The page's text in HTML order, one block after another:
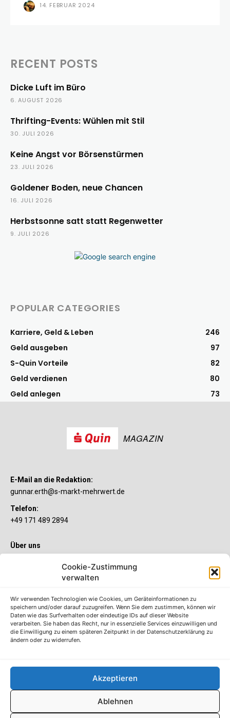
Cookie-Zustimmung
verwalten
Wir verwenden Technologien wie Cookies, um Geräteinformationen zu
speichern und/oder darauf zuzugreifen. Wenn Sie dem zustimmen, können wir
Daten wie das Surfverhalten oder eindeutige IDs auf dieser Website
verarbeiten. Sie haben das Recht, nur in essenzielle Services einzuwilligen und
die Einwilligung zu einem späteren Zeitpunkt in der Datenschutzerklärung zu
ändern oder zu widerrufen.
Akzeptieren
Ablehnen
14. FEBRUAR 2024
RECENT POSTS
Dicke Luft im Büro
6. AUGUST 2026
Thrifting-Events: Wühlen mit Stil
30. JULI 2026
Keine Angst vor Börsenstürmen
23. JULI 2026
Goldener Boden, neue Chancen
16. JULI 2026
Herbstsonne satt statt Regenwetter
9. JULI 2026
POPULAR CATEGORIES
Karriere, Geld & Leben
246
Geld ausgeben
97
S-Quin Vorteile
82
Geld verdienen
80
Geld anlegen
73
MAGAZIN
E-Mail an die Redaktion:
gunnar.erth@s-markt-mehrwert.de
Telefon:
+49 171 489 2894
Über uns
Sie wollen mehr als ein gewöhnliches Girokonto? Dann ist unser
S-Quin Konto genau das Richtige für Sie. Die beiden
etliche Inklusivleistungen. Im S-Quin Magazin erfahren Sie
immer, was es Neues gibt.
Die S-Quin Kontomodelle
Erklärung zur Barrierefreiheit